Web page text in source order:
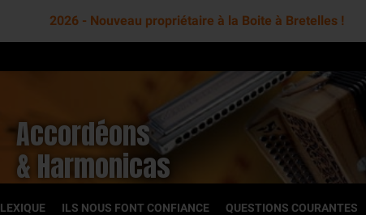
2026 - Nouveau propriétaire à la Boite à Bretelles !
Accordéons
& Harmonicas
LEXIQUE ILS NOUS FONT CONFIANCE QUESTIONS COURANTES